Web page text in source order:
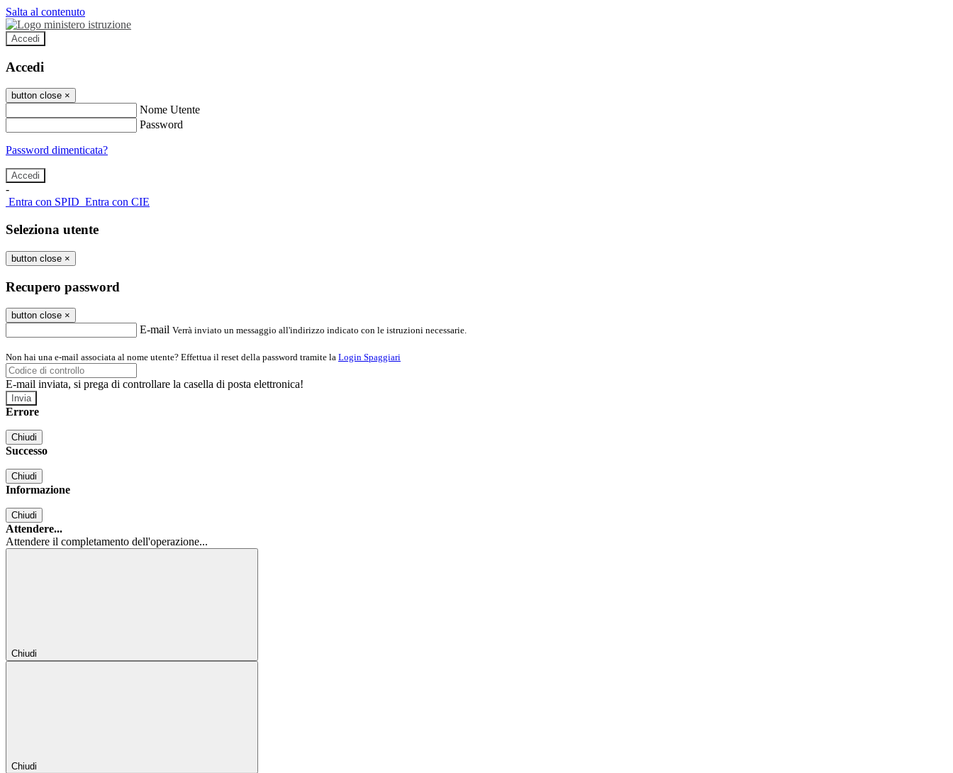
Salta al contenuto
Accedi
Accedi
button close ×
Nome Utente
Password
Password dimenticata?
-
Entra con SPID Entra con CIE
Seleziona utente
button close ×
Recupero password
button close ×
E-mail Verrà inviato un messaggio all'indirizzo indicato con le istruzioni necessarie.
Non hai una e-mail associata al nome utente? Effettua il reset della password tramite la Login Spaggiari
E-mail inviata, si prega di controllare la casella di posta elettronica!
Errore
Chiudi
Successo
Chiudi
Informazione
Chiudi
Attendere...
Attendere il completamento dell'operazione...
Chiudi
Chiudi